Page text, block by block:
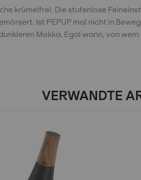
krümelfrei. Die stufenlose
Ist PEPUP mal nicht in
Mokka. Egal wann, von
VERWANDTE